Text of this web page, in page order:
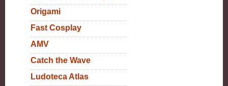
Origami
Fast Cosplay
AMV
Catch the Wave
Ludoteca Atlas